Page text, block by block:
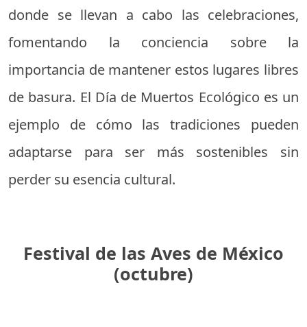
donde se llevan a cabo las celebraciones,
fomentando la conciencia sobre la
importancia de mantener estos lugares libres
de basura. El Día de Muertos Ecológico es un
ejemplo de cómo las tradiciones pueden
adaptarse para ser más sostenibles sin
perder su esencia cultural.
Festival de las Aves de México
(octubre)